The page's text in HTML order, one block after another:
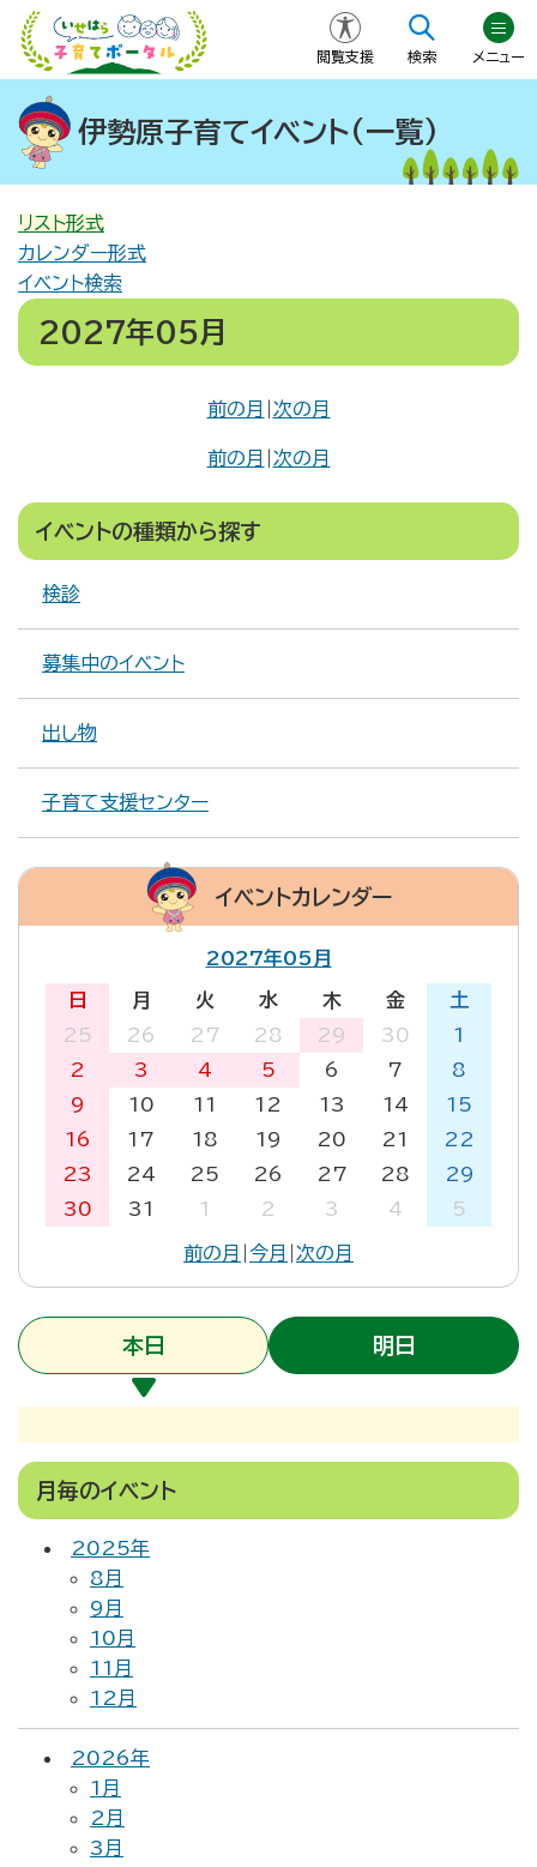
閲覧支援 検索 メニュー
伊勢原子育てイベント(一覧)
リスト形式
カレンダー形式
イベント検索
2027年05月
前の月 次の月
前の月 次の月
イベントの種類から探す
検診
募集中のイベント
出し物
子育て支援センター
イベントカレンダー
2027年05月
日 月 火 水 木 金
土
25
26 27 28 29 30
1
2
3 4 5 6 7
8
9
10 11 12 13 14
15
16
17 18 19 20 21
22
23
24 25 26 27 28
29
30
31 1 2 3 4 5
前の月 今月 次の月
本日 明日
月毎のイベント
2025年
8月
9月
10月
11月
12月
2026年
1月
2月
3月